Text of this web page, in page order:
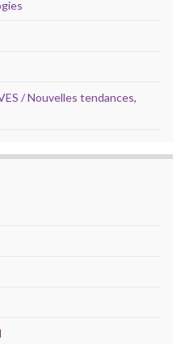
/ Nouvelles tendances,